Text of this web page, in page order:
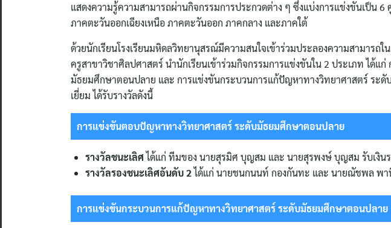
แสดงความรู้ความสามารถผ่านกิจกรรมการประกวดต่าง ๆ ซึ่งแบ่งการแข่งขันเป็น
ภาคตะวันออกเฉียงเหนือ ภาคตะวันออก ภาคกลาง และภาคใต้
ด้วยนักเรียนโรงเรียนมหิดลวิทยานุสรณ์มีความสนใจเข้าร่วมประลองความสามารถ
ครูสาขาวิชาศิลปศาสตร์ นำนักเรียนเข้าร่วมกิจกรรมการแข่งขันใน 2 ประเภท ได้
มัธยมศึกษาตอนปลาย และ การแข่งขันกระบวนการแก้ปัญหาทางวิทยาศาสตร์ ระ
เยี่ยม ได้รับรางวัลดังนี้
การแข่งขันตอบปัญหาทางวิทยาศาสตร์ ระดับมัธยมศึกษาตอนปลาย
รางวัลชนะเลิศได้แก่ ทีมของ นายสุรมิศ บุญสม และ นายสุรพงษ์ บุญสม รับเงิน
รางวัลรองชนะเลิศอันดับ 2ได้แก่ นายชนกนนท์ กองกันทะ และ นายณัชพล พา
การแข่งขันกระบวนการแก้ปัญหาทางวิทยาศาสตร์ ระดับมัธยมศึกษาตอนปลาย